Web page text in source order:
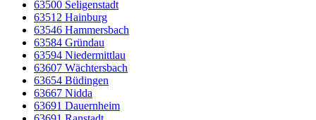
63500 Seligenstadt
63512 Hainburg
63546 Hammersbach
63584 Gründau
63594 Niedermittlau
63607 Wächtersbach
63654 Büdingen
63667 Nidda
63691 Dauernheim